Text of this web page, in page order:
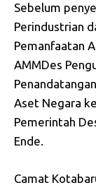
Sebelum
Perindustrian
Pemanfaatan
AMMDes
Aset Negara
Pemerintah
Ende.
Camat